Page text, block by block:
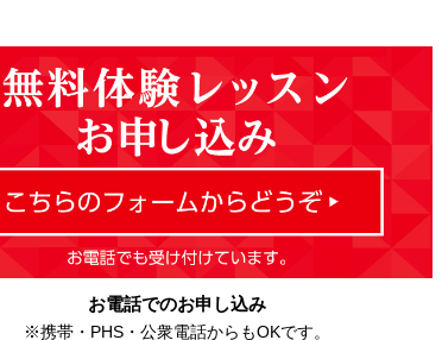
お電話でのお申し込み
※携帯・PHS・公衆電話からもOKです。